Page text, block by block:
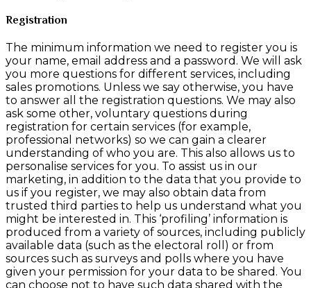
Registration
The minimum information we need to register you is
your name, email address and a password. We will ask
you more questions for different services, including
sales promotions. Unless we say otherwise, you have
to answer all the registration questions. We may also
ask some other, voluntary questions during
registration for certain services (for example,
professional networks) so we can gain a clearer
understanding of who you are. This also allows us to
personalise services for you. To assist us in our
marketing, in addition to the data that you provide to
us if you register, we may also obtain data from
trusted third parties to help us understand what you
might be interested in. This ‘profiling’ information is
produced from a variety of sources, including publicly
available data (such as the electoral roll) or from
sources such as surveys and polls where you have
given your permission for your data to be shared. You
can choose not to have such data shared with the